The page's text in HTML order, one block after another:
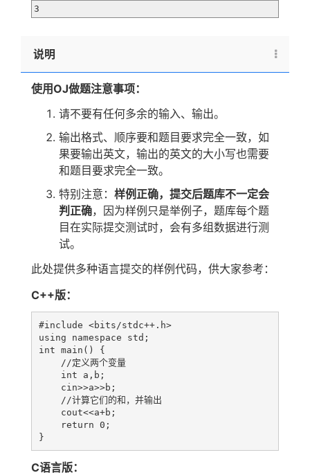
3
说明
使用OJ做题注意事项：
请不要有任何多余的输入、输出。
输出格式、顺序要和题目要求完全一致，如
果要输出英文，输出的英文的大小写也需要
和题目要求完全一致。
特别注意： 样例正确，提交后题库不一定会
判正确，因为样例只是举例子，题库每个题
目在实际提交测试时，会有多组数据进行测
试。
此处提供多种语言提交的样例代码，供大家参考：
C++版：
#include <bits/stdc++.h>
using namespace std;
int main() {
C语言版：